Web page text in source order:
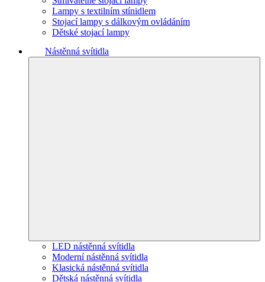
Lampy s textilním stínidlem
Stojací lampy s dálkovým ovládáním
Dětské stojací lampy
Nástěnná svítidla
LED nástěnná svítidla
Moderní nástěnná svítidla
Klasická nástěnná svítidla
Dětská nástěnná svítidla